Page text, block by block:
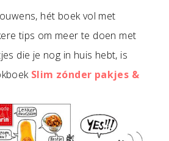
hét boek vol met
tips om meer te doen met
die je nog in huis hebt, is
Slim zónder pakjes &